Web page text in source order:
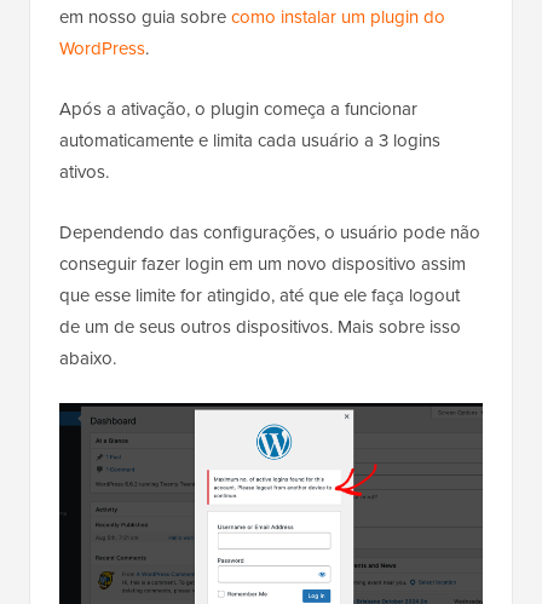
em nosso guia sobrecomo instalar um plugin do
WordPress.
Após a ativação, o plugin começa a funcionar
automaticamente e limita cada usuário a 3 logins
ativos.
Dependendo das configurações, o usuário pode não
conseguir fazer login em um novo dispositivo assim
que esse limite for atingido, até que ele faça logout
de um de seus outros dispositivos. Mais sobre isso
abaixo.